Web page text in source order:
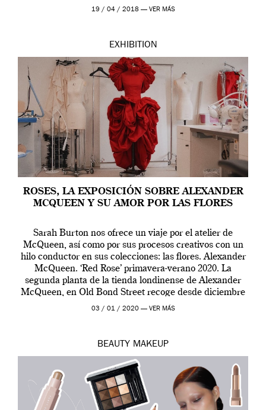
Westwood pasando […]
19 / 04 / 2018 — VER MÁS
EXHIBITION
ROSES, LA EXPOSICIÓN SOBRE ALEXANDER
MCQUEEN Y SU AMOR POR LAS FLORES
Sarah Burton nos ofrece un viaje por el atelier de
McQueen, así como por sus procesos creativos con un
hilo conductor en sus colecciones: las flores. Alexander
McQueen. ‘Red Rose’ primavera-verano 2020. La
segunda planta de la tienda londinense de Alexander
McQueen, en Old Bond Street recoge desde diciembre
de 2019 hasta final de abril […]
03 / 01 / 2020 — VER MÁS
BEAUTY MAKEUP